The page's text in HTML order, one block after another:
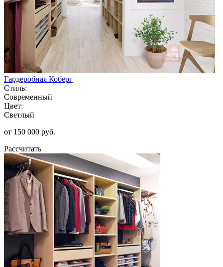
Гардеробная Коберг
Стиль:
Современный
Цвет:
Светлый
от 150 000 руб.
Рассчитать